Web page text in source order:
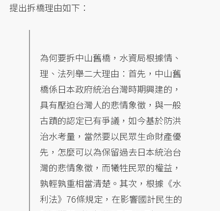
提出拆橋理由如下：
為何要拆中山舊橋，水資局根據情、
理、法列舉二大理由：首先，中山舊
橋係日本政府統治台灣時期興建的，
具有壓迫台灣人的悲情象徵，與一般
古蹟的認定已有爭議，如今基於防洪
治水考量，當然要以民眾生命財產優
先，怎麼可以為保留過去日本統治台
灣的悲情象徵，而犧牲民眾的權益，
孰輕孰重相當清楚。其次，根據《水
利法》76條規定，在影響國計民生的